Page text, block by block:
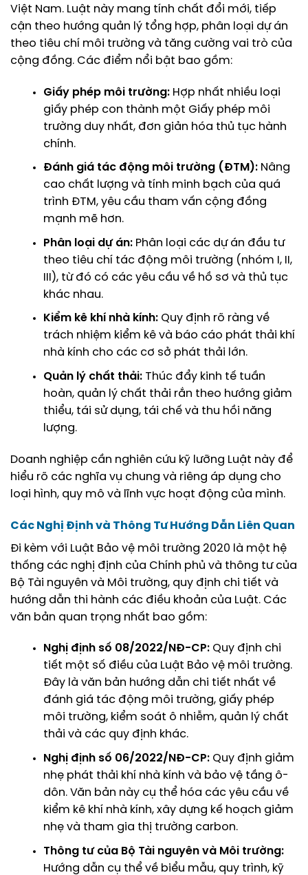
Việt Nam. Luật này mang tính chất đổi mới, tiếp
cận theo hướng quản lý tổng hợp, phân loại dự án
theo tiêu chí môi trường và tăng cường vai trò của
cộng đồng. Các điểm nổi bật bao gồm:
Giấy phép môi trường: Hợp nhất nhiều loại
giấy phép con thành một Giấy phép môi
trường duy nhất, đơn giản hóa thủ tục hành
chính.
Đánh giá tác động môi trường (ĐTM): Nâng
cao chất lượng và tính minh bạch của quá
trình ĐTM, yêu cầu tham vấn cộng đồng
mạnh mẽ hơn.
Phân loại dự án: Phân loại các dự án đầu tư
theo tiêu chí tác động môi trường (nhóm I, II,
III), từ đó có các yêu cầu về hồ sơ và thủ tục
khác nhau.
Kiểm kê khí nhà kính: Quy định rõ ràng về
trách nhiệm kiểm kê và báo cáo phát thải khí
nhà kính cho các cơ sở phát thải lớn.
Quản lý chất thải: Thúc đẩy kinh tế tuần
hoàn, quản lý chất thải rắn theo hướng giảm
thiểu, tái sử dụng, tái chế và thu hồi năng
lượng.
Doanh nghiệp cần nghiên cứu kỹ lưỡng Luật này để
hiểu rõ các nghĩa vụ chung và riêng áp dụng cho
loại hình, quy mô và lĩnh vực hoạt động của mình.
Các Nghị Định và Thông Tư Hướng Dẫn Liên Quan
Đi kèm với Luật Bảo vệ môi trường 2020 là một hệ
thống các nghị định của Chính phủ và thông tư của
Bộ Tài nguyên và Môi trường, quy định chi tiết và
hướng dẫn thi hành các điều khoản của Luật. Các
văn bản quan trọng nhất bao gồm:
Nghị định số 08/2022/NĐ-CP: Quy định chi
tiết một số điều của Luật Bảo vệ môi trường.
Đây là văn bản hướng dẫn chi tiết nhất về
đánh giá tác động môi trường, giấy phép
môi trường, kiểm soát ô nhiễm, quản lý chất
thải và các quy định khác.
Nghị định số 06/2022/NĐ-CP: Quy định giảm
nhẹ phát thải khí nhà kính và bảo vệ tầng ô-
dôn. Văn bản này cụ thể hóa các yêu cầu về
kiểm kê khí nhà kính, xây dựng kế hoạch giảm
nhẹ và tham gia thị trường carbon.
Thông tư của Bộ Tài nguyên và Môi trường:
Hướng dẫn cụ thể về biểu mẫu, quy trình, kỹ